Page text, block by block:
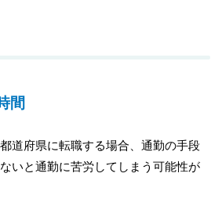
間
道府県に転職する場合、通勤の手段
いと通勤に苦労してしまう可能性が